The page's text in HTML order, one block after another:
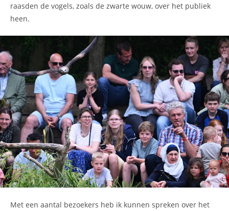
raasden de vogels, zoals de zwarte wouw, over het publiek
heen.
Met een aantal bezoekers heb ik kunnen spreken over het